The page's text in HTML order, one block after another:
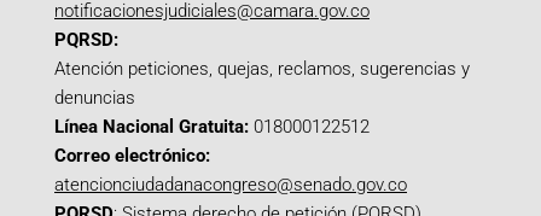
notificacionesjudiciales@camara.gov.co
PQRSD:
Atención peticiones, quejas, reclamos, sugerencias y
denuncias
Línea Nacional Gratuita: 018000122512
Correo electrónico:
atencionciudadanacongreso@senado.gov.co